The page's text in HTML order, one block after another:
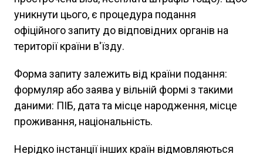
уникнути цього, є процедура подання
офіційного запиту до відповідних органів на
території країни в'їзду.
Форма запиту залежить від країни подання:
формуляр або заява у вільній формі з такими
даними: ПІБ, дата та місце народження, місце
проживання, національність.
Нерідко інстанції інших країн відмовляються